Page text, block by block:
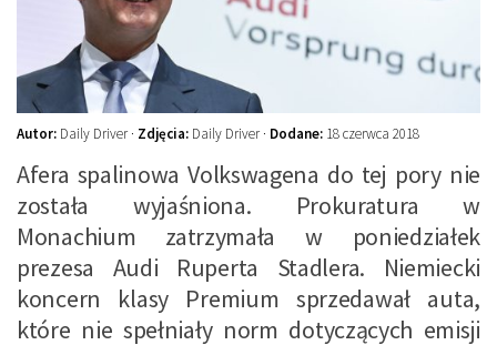
Autor: Daily Driver · Zdjęcia: Daily Driver · Dodane: 18 czerwca 2018
Afera spalinowa Volkswagena do tej pory nie
została wyjaśniona. Prokuratura w
Monachium zatrzymała w poniedziałek
prezesa Audi Ruperta Stadlera. Niemiecki
koncern klasy Premium sprzedawał auta,
które nie spełniały norm dotyczących emisji